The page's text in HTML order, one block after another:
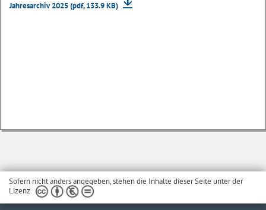
Jahresarchiv 2025 (pdf, 133.9 KB)
Sofern nicht anders angegeben, stehen die Inhalte dieser Seite unter der
Lizenz